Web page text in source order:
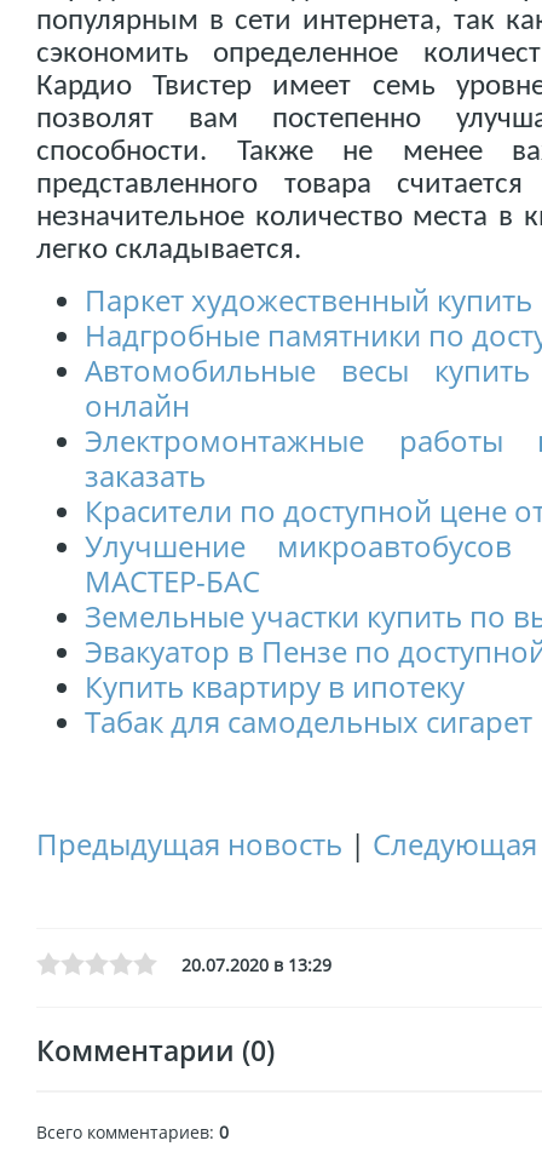
популярным в сети интернета, так
сэкономить определенное
Кардио Твистер имеет семь
позволят вам постепенно
способности. Также не менее
представленного товара
незначительное количество места в
легко складывается.
Паркет художественный
Надгробные памятники по
Автомобильные весы
онлайн
Электромонтажные
заказать
Красители по доступной цене
Улучшение
МАСТЕР-БАС
Земельные участки купить по
Эвакуатор в Пензе по
Купить квартиру в ипотеку
Табак для самодельных
Предыдущая новость | Следующая
20.07.2020 в 13:29
Комментарии (0)
Всего комментариев: 0